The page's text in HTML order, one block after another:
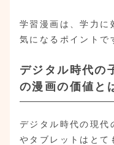
学習漫画は、学力に
気になるポイントで
デジタル時代の
の漫画の価値と
デジタル時代の現代
やタブレットはとて